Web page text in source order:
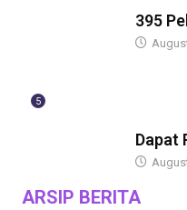
395
5
Dapat
ARSIP BERITA